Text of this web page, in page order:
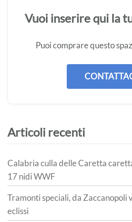
Vuoi inserire qui la
Puoi comprare questo
Articoli recenti
Calabria culla delle Caretta
17 nidi WWF
Tramonti speciali, da Zaccanopoli
eclissi